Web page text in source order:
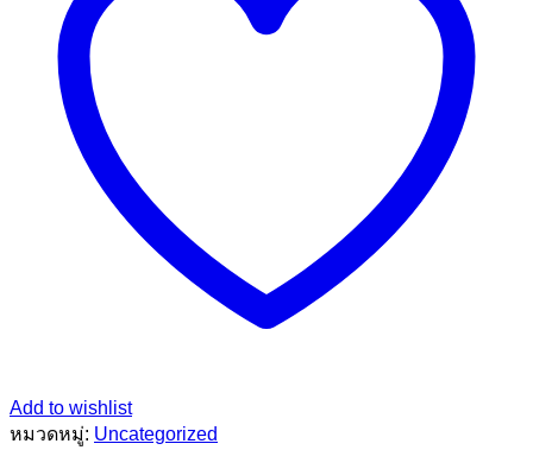
Add to wishlist
หมวดหมู่: Uncategorized